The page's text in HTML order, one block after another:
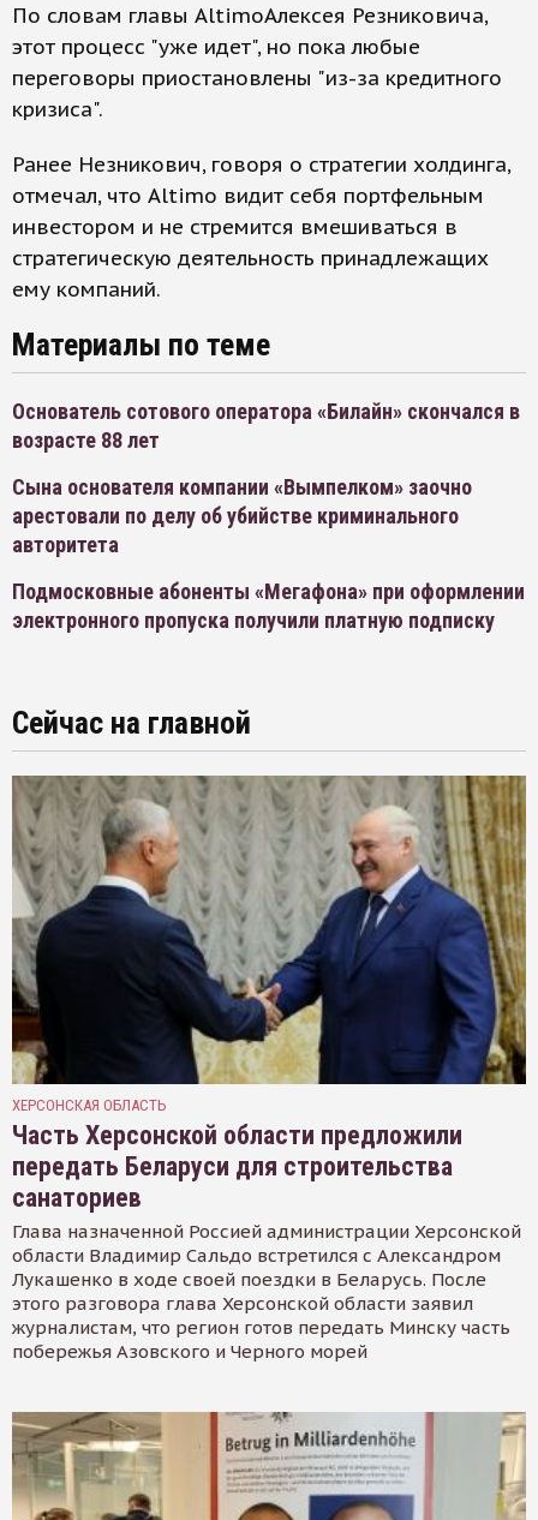
По словам главы AltimoАлексея Резниковича,
этот процесс "уже идет", но пока любые
переговоры приостановлены "из-за кредитного
кризиса".
Ранее Hезникович, говоря о стратегии холдинга,
отмечал, что Altimo видит себя портфельным
инвестором и не стремится вмешиваться в
стратегическую деятельность принадлежащих
ему компаний.
Материалы по теме
Основатель сотового оператора «Билайн» скончался в
возрасте 88 лет
Сына основателя компании «Вымпелком» заочно
арестовали по делу об убийстве криминального
авторитета
Подмосковные абоненты «Мегафона» при оформлении
электронного пропуска получили платную подписку
Сейчас на главной
ХЕРСОНСКАЯ ОБЛАСТЬ
Часть Херсонской области предложили
передать Беларуси для строительства
санаториев
Глава назначенной Россией администрации Херсонской
области Владимир Сальдо встретился с Александром
Лукашенко в ходе своей поездки в Беларусь. После
этого разговора глава Херсонской области заявил
журналистам, что регион готов передать Минску часть
побережья Азовского и Черного морей